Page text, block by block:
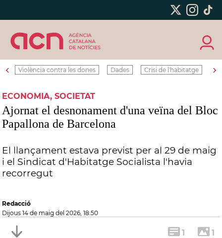
‹ Violència contra les dones Dades Crisi de l'habitatge ›
ECONOMIA, SOCIETAT
Ajornat el desnonament d'una veïna del Bloc
Papallona de Barcelona
El llançament estava previst per al 29 de maig
i el Sindicat d'Habitatge Socialista l'havia
recorregut
Redacció
dijous 14 de maig del 2026, 18:50
1 1